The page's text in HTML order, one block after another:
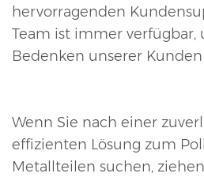
hervorragenden
Team ist immer verfügbar,
Bedenken unserer
Wenn Sie nach einer
effizienten Lösung zum
Metallteilen suchen,